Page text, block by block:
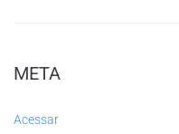
META
Acessar